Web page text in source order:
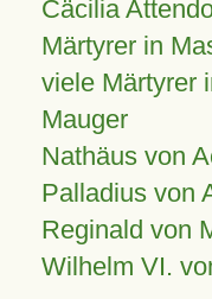
Cäcilia
Märtyrer in
viele Märtyrer
Mauger
Nathäus von
Palladius von
Reginald von
Wilhelm VI.